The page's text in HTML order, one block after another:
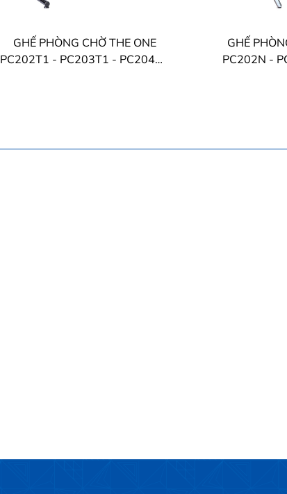
GHẾ PHÒNG CHỜ THE ONE
PC202T1 - PC203T1 - PC204T1
GHẾ
PC202N -